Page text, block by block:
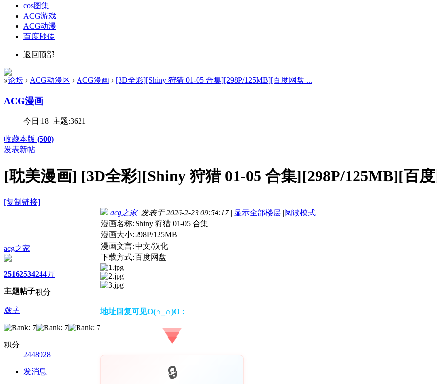
cos图集
ACG游戏
ACG动漫
百度秒传
返回顶部
»论坛 › ACG动漫区 › ACG漫画 › [3D全彩][Shiny 狩猎 01-05 合集][298P/125MB][百度网盘 ...
ACG漫画
今日:18| 主题:3621
收藏本版 (500)
发表新帖
[耽美漫画] [3D全彩][Shiny 狩猎 01-05 合集][298P/125MB][百
[复制链接]
acg之家
2516
主题
2534
帖子
244万
积分
版主
积分
2448928
发消息
acg之家发表于 2026-2-23 09:54:17 | 显示全部楼层 |阅读模式
漫画名称: Shiny 狩猎 01-05 合集
漫画大小: 298P/125MB
漫画文言:中文/汉化
下载方式:百度网盘
地址回复可见O(∩_∩)O：